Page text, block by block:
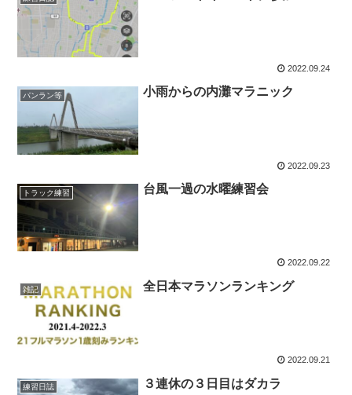
2022.09.24
パンラン等 小雨からの内灘マラニック
2022.09.23
トラック練習 台風一過の水曜練習会
2022.09.22
雑記 全日本マラソンランキング
2022.09.21
練習日誌 ３連休の３日目はダカラ